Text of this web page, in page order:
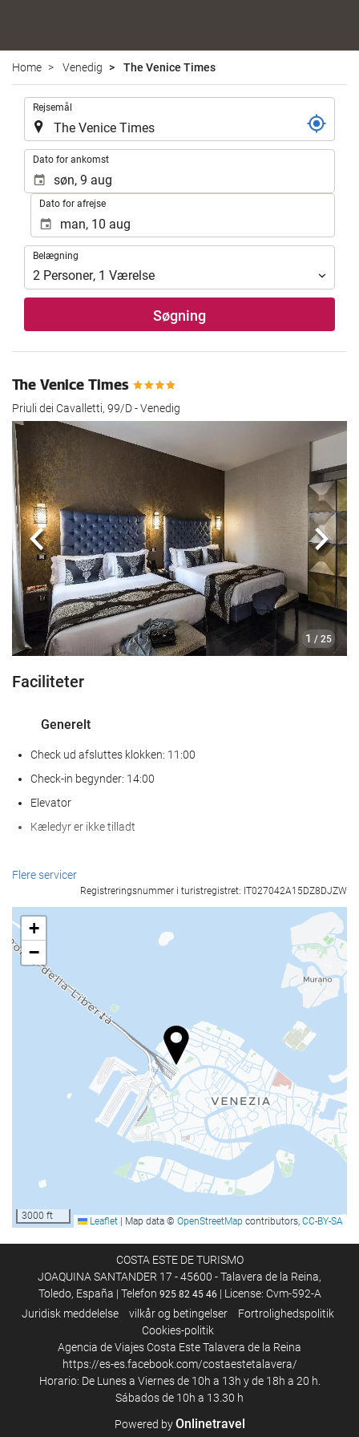
Home Venedig The Venice Times
Rejsemål
Dato for ankomst
Dato for afrejse
Belægning
Belægning
2 Personer, 1 Værelse
Søgning
The Venice Times
Priuli dei Cavalletti, 99/D - Venedig
1 / 25
Previous
Faciliteter
Generelt
Check ud afsluttes klokken: 11:00
Check-in begynder: 14:00
Elevator
Kæledyr er ikke tilladt
Receptionen
Døgnåben reception
Bagageopbevaring
Mad og drikke
Internetadgang
Flere servicer
Registreringsnummer i turistregistret: IT027042A15DZ8DJZW
+
−
3000 ft Leaflet | Map data © OpenStreetMap contributors, CC-BY-SA
COSTA ESTE DE TURISMO
JOAQUINA SANTANDER 17 - 45600 - Talavera de la Reina,
Toledo, España | Telefon 925 82 45 46 | License: Cvm-592-A
Juridisk meddelelse
vilkår og betingelser
Fortrolighedspolitik
Cookies-politik
Agencia de Viajes Costa Este Talavera de la Reina
https://es-es.facebook.com/costaestetalavera/
Horario: De Lunes a Viernes de 10h a 13h y de 18h a 20 h.
Sábados de 10h a 13.30 h
Powered byOnlinetravel